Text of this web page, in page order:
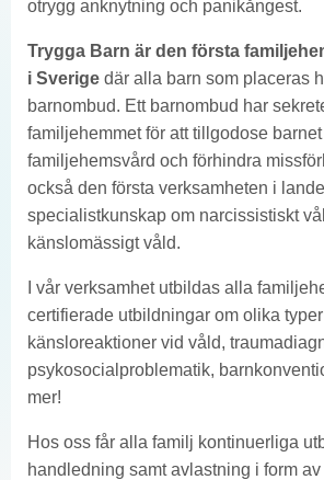
otrygg anknytning och panikångest.
Trygga Barn är den första
i Sverige där alla barn som placeras
barnombud. Ett barnombud har
familjehemmet för att tillgodose barnet
familjehemsvård och förhindra
också den första verksamheten i
specialistkunskap om narcissistiskt
känslomässigt våld.
I vår verksamhet utbildas alla
certifierade utbildningar om olika
känsloreaktioner vid våld,
psykosocialproblematik,
mer!
Hos oss får alla familj kontinuerliga
handledning samt avlastning i form